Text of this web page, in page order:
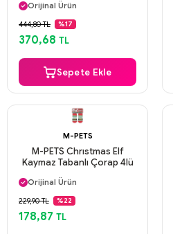
Orijinal Ürün
Güvenli Ödeme
Aynı Gün Kargo
444,80 TL %17
370,68 TL
Sepete Ekle
M-PETS
M-PETS Chrıstmas Elf
Kaymaz Tabanlı Çorap 4lü
Aynı Gün Kargo
Orijinal Ürün
Güvenli Ödeme
Aynı Gün Kargo
229,90 TL %22
178,87 TL